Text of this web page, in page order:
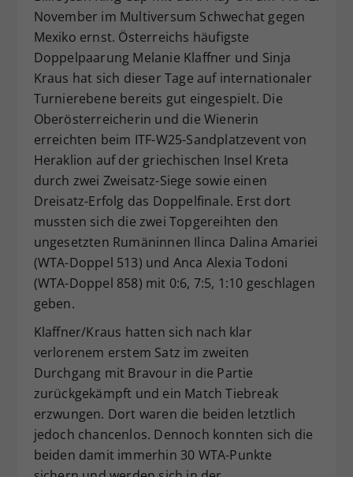
November im Multiversum Schwechat gegen
Mexiko ernst. Österreichs häufigste
Doppelpaarung Melanie Klaffner und Sinja
Kraus hat sich dieser Tage auf internationaler
Turnierebene bereits gut eingespielt. Die
Oberösterreicherin und die Wienerin
erreichten beim ITF-W25-Sandplatzevent von
Heraklion auf der griechischen Insel Kreta
durch zwei Zweisatz-Siege sowie einen
Dreisatz-Erfolg das Doppelfinale. Erst dort
mussten sich die zwei Topgereihten den
ungesetzten Rumäninnen Ilinca Dalina Amariei
(WTA-Doppel 513) und Anca Alexia Todoni
(WTA-Doppel 858) mit 0:6, 7:5, 1:10 geschlagen
geben.
Klaffner/Kraus hatten sich nach klar
verlorenem erstem Satz im zweiten
Durchgang mit Bravour in die Partie
zurückgekämpft und ein Match Tiebreak
erzwungen. Dort waren die beiden letztlich
jedoch chancenlos. Dennoch konnten sich die
beiden damit immerhin 30 WTA-Punkte
Zweck
Dieser Wert speichert Ihre Consent-
Einstellungen. Unter anderem eine
zufällig generierte ID, für die
historische Speicherung Ihrer
vorgenommen Einstellungen, falls der
Webseiten-Betreiber dies eingestellt
hat.